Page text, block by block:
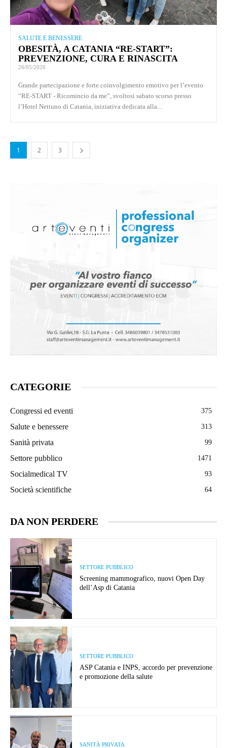
SALUTE E BENESSERE
OBESITÀ, A CATANIA “RE-START”:
PREVENZIONE, CURA E RINASCITA
26/05/2026
Grande partecipazione e forte coinvolgimento emotivo per l’evento
“RE-START - Ricomincio da me”, svoltosi sabato scorso presso
l’Hotel Nettuno di Catania, iniziativa dedicata alla...
1 2 3
CATEGORIE
Congressi ed eventi 375
Salute e benessere 313
Sanità privata 99
Settore pubblico 1471
Socialmedical TV 93
Società scientifiche 64
DA NON PERDERE
SETTORE PUBBLICO
Screening mammografico, nuovi Open Day
dell’Asp di Catania
SETTORE PUBBLICO
ASP Catania e INPS, accordo per prevenzione
e promozione della salute
SANITÀ PRIVATA